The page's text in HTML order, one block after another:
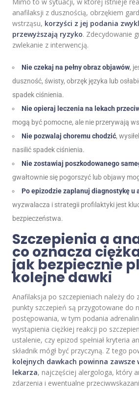
anafilaksji z dusznością, obrzękiem
wstrząsu, korzyści z jej podania
przewyższają ryzyko. Zdecydowanie
zwlekanie z interwencją.
Nie czekaj na pełny obraz objawów,
duszność, świsty, obrzęk języka lub
spadek ciśnienia.
Nie opieraj leczenia na lekach
mogą być pomocne, ale nie przerywają
Nie pozwalaj choremu chodzić,
nasilić spadek ciśnienia.
Nie zostawiaj poszkodowanego
gwałtownie się pogorszyć lub objawy
Po epizodzie zaplanuj diagnostykę u
wyzwalacza i strategii profilaktyki jest
bezpieczeństwa.
Szczepienia a
co oznacza
jak bezpiecznie
kolejne dawki
Anafilaksja po szczepieniach należy do
punkty szczepień są przygotowane do
postępowania, w tym podania
wystąpienia ciężkiej reakcji po
ustalenie, czy epizod spełniał kryteria
składnik mógł być przyczyną. Z tego
kolejnych dawkach powinna zawsze
lekarza, najczęściej alergologa, który
zdarzenia i ewentualne